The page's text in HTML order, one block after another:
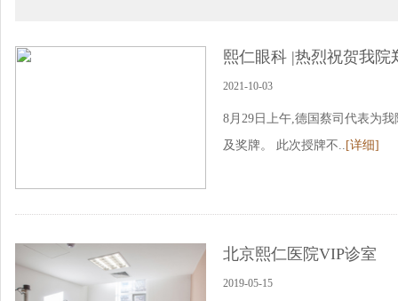
熙仁眼科 |热烈祝贺我院
2021-10-03
8月29日上午,德国蔡司代表为
及奖牌。 此次授牌不.. [详细]
北京熙仁医院VIP诊室
2019-05-15